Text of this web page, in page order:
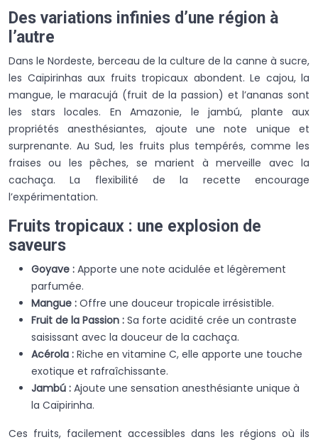
Des variations infinies d’une région à
l’autre
Dans le Nordeste, berceau de la culture de la canne à sucre,
les Caïpirinhas aux fruits tropicaux abondent. Le cajou, la
mangue, le maracujá (fruit de la passion) et l’ananas sont
les stars locales. En Amazonie, le jambú, plante aux
propriétés anesthésiantes, ajoute une note unique et
surprenante. Au Sud, les fruits plus tempérés, comme les
fraises ou les pêches, se marient à merveille avec la
cachaça. La flexibilité de la recette encourage
l’expérimentation.
Fruits tropicaux : une explosion de
saveurs
Goyave : Apporte une note acidulée et légèrement
parfumée.
Mangue : Offre une douceur tropicale irrésistible.
Fruit de la Passion : Sa forte acidité crée un contraste
saisissant avec la douceur de la cachaça.
Acérola : Riche en vitamine C, elle apporte une touche
exotique et rafraîchissante.
Jambú : Ajoute une sensation anesthésiante unique à
la Caïpirinha.
Ces fruits, facilement accessibles dans les régions où ils